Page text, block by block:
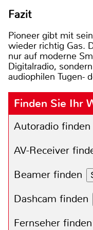
Fazit
Pioneer gibt mit
wieder richtig Gas.
nur auf moderne
Digitalradio,
audiophilen Tugen-
Finden Sie Ihr
Autoradio finden
AV-Receiver
Beamer finden
Dashcam finden
Fernseher finden